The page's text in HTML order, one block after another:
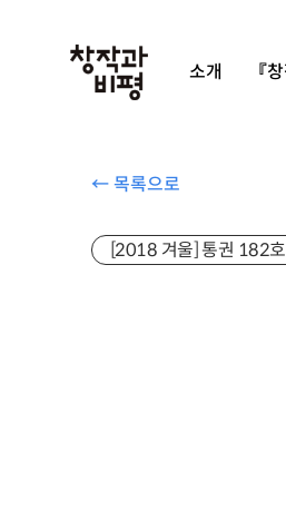
소개 『
← 목록으로
[2018 겨울] 통권 182호